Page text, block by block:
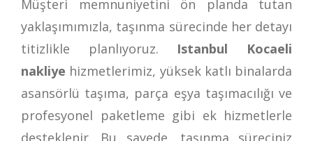
Müşteri memnuniyetini ön planda tutan
yaklaşımımızla, taşınma sürecinde her detayı
titizlikle planlıyoruz. Istanbul Kocaeli
nakliye hizmetlerimiz, yüksek katlı binalarda
asansörlü taşıma, parça eşya taşımacılığı ve
profesyonel paketleme gibi ek hizmetlerle
desteklenir. Bu sayede, taşınma süreciniz